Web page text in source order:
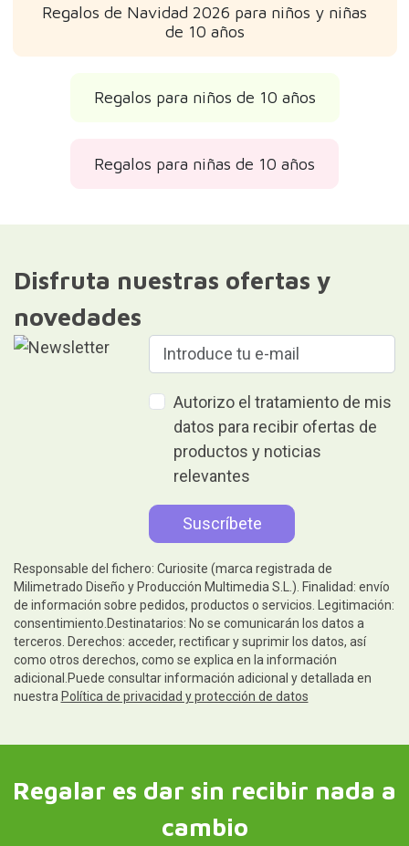
Regalos de Navidad 2026 para niños y niñas
de 10 años
Regalos para niños de 10 años
Regalos para niñas de 10 años
Disfruta nuestras ofertas y
novedades
Autorizo el tratamiento de mis
datos para recibir ofertas de
productos y noticias
relevantes
Responsable del fichero: Curiosite (marca registrada de
Milimetrado Diseño y Producción Multimedia S.L.). Finalidad: envío
de información sobre pedidos, productos o servicios. Legitimación:
consentimiento.Destinatarios: No se comunicarán los datos a
terceros. Derechos: acceder, rectificar y suprimir los datos, así
como otros derechos, como se explica en la información
adicional.Puede consultar información adicional y detallada en
nuestra Política de privacidad y protección de datos
Regalar es dar sin recibir nada a
cambio